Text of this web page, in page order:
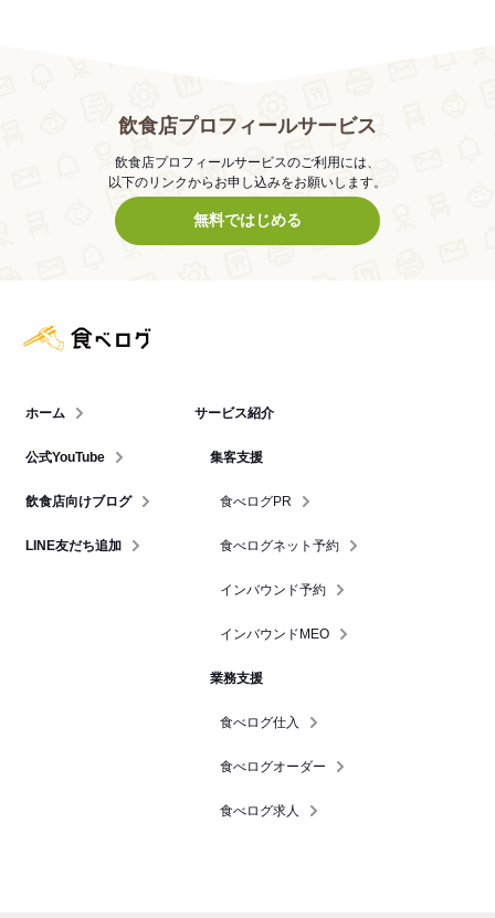
飲食店プロフィールサービス
飲食店プロフィールサービスのご利用には、
以下のリンクからお申し込みをお願いします。
無料ではじめる
ホーム
公式YouTube
飲食店向けブログ
LINE友だち追加
サービス紹介
集客支援
食べログPR
食べログネット予約
インバウンド予約
インバウンドMEO
業務支援
食べログ仕入
食べログオーダー
食べログ求人